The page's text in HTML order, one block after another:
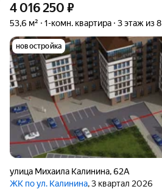
4 016 250 ₽
53,6 м² 1-комн. квартира 3 этаж из 8
новостройка
улица Михаила Калинина,62А
ЖК по ул. Калинина, 3 квартал 2026